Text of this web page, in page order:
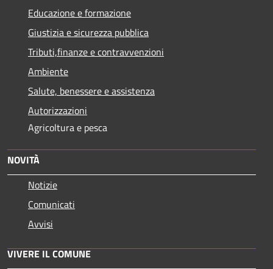
Educazione e formazione
Giustizia e sicurezza pubblica
Tributi,finanze e contravvenzioni
Ambiente
Salute, benessere e assistenza
Autorizzazioni
Agricoltura e pesca
NOVITÀ
Notizie
Comunicati
Avvisi
VIVERE IL COMUNE